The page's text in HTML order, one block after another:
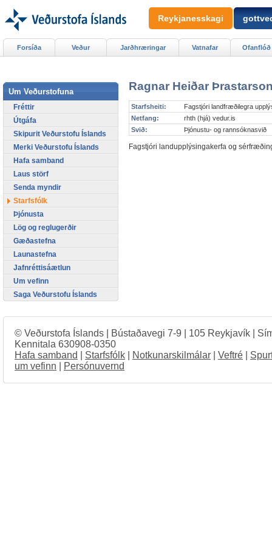
Ragnar Heiðar
Starfsheiti:
Fagstjóri landfræðilegra
Netfang:
rhth (hjá) vedur.is
Svið:
Þjónustu- og rannsóknasvið
Fagstjóri landupplýsingakerfa og
Forsíða Veður Jarðhræringar Vatnafar Ofanflóð
Um Veðurstofuna
Fréttir
Útgáfa
Skipurit Veðurstofu Íslands
Merki Veðurstofu Íslands
Hafa samband
Laus störf
Senda myndir
Starfsfólk
Þjónusta
Lög og reglugerðir
Gæðastefna
Launastefna
Jafnréttisáætlun
Um vefinn
Saga Veðurstofu Íslands
Reykjanesskagi
© Veðurstofa Íslands | Bústaðavegi 7-9 | 105 Reykjavík |
Kennitala 630908-0350
Hafa samband
Starfsfólk Notkunarskilmálar Veftré
um vefinn
Persónuvernd